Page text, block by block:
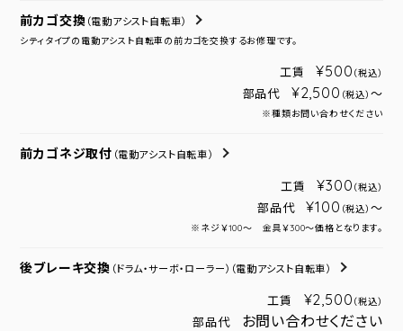
前カゴ交換 （電動アシスト自転車）
シティタイプの電動アシスト自転車の前カゴを交換するお修理です。
工賃 ¥500 （税込）
部品代 ¥2,500 （税込） ～
※種類お問い合わせください
前カゴネジ取付 （電動アシスト自転車）
工賃 ¥300 （税込）
部品代 ¥100 （税込） ～
※ネジ￥100～ 金具￥300～価格となります。
後ブレーキ交換 （ドラム・サーボ・ローラー） （電動アシスト自転車）
工賃 ¥2,500 （税込）
部品代 お問い合わせください